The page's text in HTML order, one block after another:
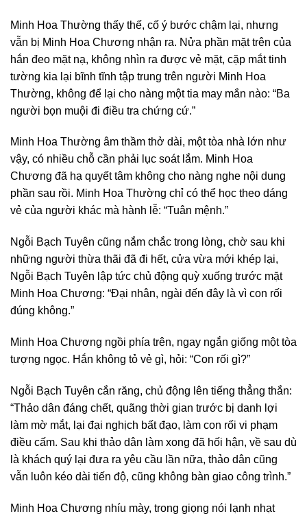
Minh Hoa Thường thấy thế, cố ý bước chậm lại, nhưng
vẫn bị Minh Hoa Chương nhận ra. Nửa phần mặt trên của
hắn đeo mặt nạ, không nhìn ra được vẻ mặt, cặp mắt tinh
tường kia lại bĩnh tĩnh tập trung trên người Minh Hoa
Thường, không để lại cho nàng một tia may mắn nào: “Ba
người bọn muội đi điều tra chứng cứ.”
Minh Hoa Thường âm thầm thở dài, một tòa nhà lớn như
vậy, có nhiều chỗ cần phải lục soát lắm. Minh Hoa
Chương đã hạ quyết tâm không cho nàng nghe nội dung
phần sau rồi. Minh Hoa Thường chỉ có thể học theo dáng
vẻ của người khác mà hành lễ: “Tuân mệnh.”
Ngỗi Bạch Tuyên cũng nắm chắc trong lòng, chờ sau khi
những người thừa thãi đã đi hết, cửa vừa mới khép lại,
Ngỗi Bạch Tuyên lập tức chủ động quỳ xuống trước mặt
Minh Hoa Chương: “Đại nhân, ngài đến đây là vì con rối
đúng không.”
Minh Hoa Chương ngồi phía trên, ngay ngắn giống một tòa
tượng ngọc. Hắn không tỏ vẻ gì, hỏi: “Con rối gì?”
Ngỗi Bạch Tuyên cắn răng, chủ động lên tiếng thẳng thắn:
“Thảo dân đáng chết, quãng thời gian trước bị danh lợi
làm mờ mắt, lại đại nghịch bất đạo, làm con rối vi phạm
điều cấm. Sau khi thảo dân làm xong đã hối hận, về sau dù
là khách quý lại đưa ra yêu cầu lần nữa, thảo dân cũng
vẫn luôn kéo dài tiến độ, cũng không bàn giao công trình.”
Minh Hoa Chương nhíu mày, trong giọng nói lạnh nhạt